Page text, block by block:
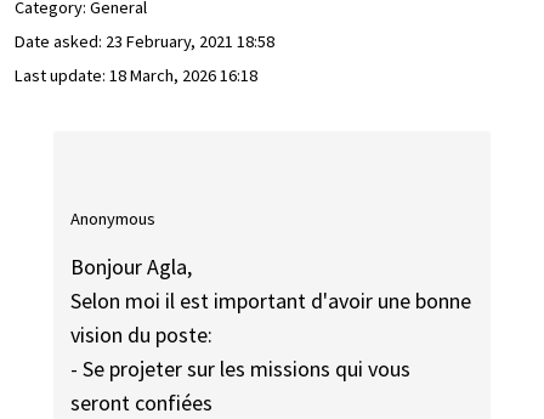
Category: General
Date asked: 23 February, 2021 18:58
Last update: 18 March, 2026 16:18
Anonymous
Bonjour Agla,
Selon moi il est important d'avoir une bonne
vision du poste:
- Se projeter sur les missions qui vous
seront confiées